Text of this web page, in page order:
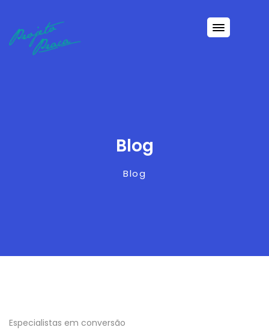
Blog
Blog
Especialistas em conversão